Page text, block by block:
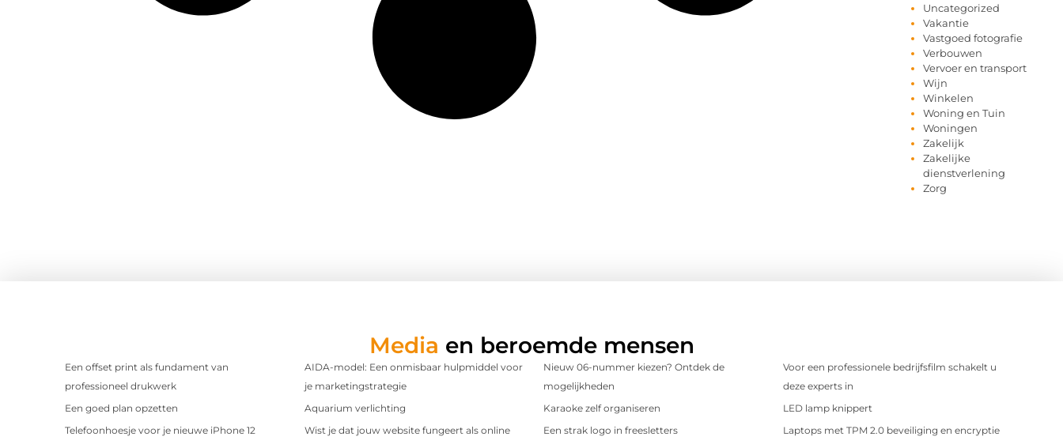
Uncategorized
Vakantie
Vastgoed fotografie
Verbouwen
Vervoer en transport
Wijn
Winkelen
Woning en Tuin
Woningen
Zakelijk
Zakelijke
dienstverlening
Zorg
Media en beroemde mensen
Een offset print als fundament van
professioneel drukwerk
AIDA-model: Een onmisbaar hulpmiddel voor
je marketingstrategie
Nieuw 06-nummer kiezen? Ontdek de
mogelijkheden
Voor een professionele bedrijfsfilm schakelt u
deze experts in
Een goed plan opzetten
Aquarium verlichting Karaoke zelf organiseren
LED lamp knippert
Telefoonhoesje voor je nieuwe iPhone 12
Wist je dat jouw website fungeert als online
Een strak logo in freesletters Laptops met TPM 2.0 beveiliging en encryptie